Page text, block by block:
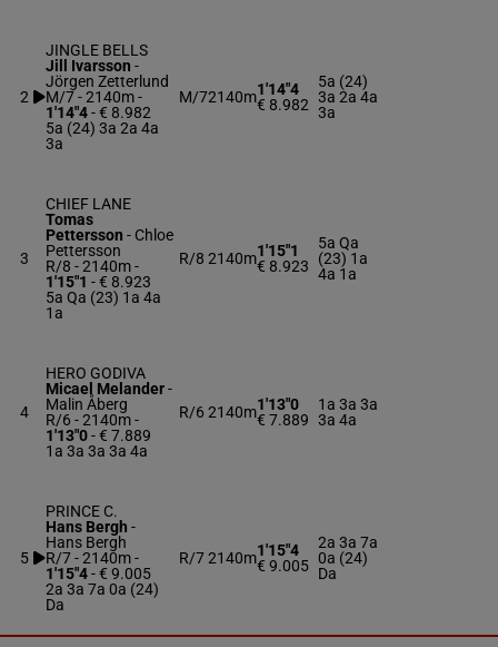
2
JINGLE BELLS
Jill Ivarsson -
Jörgen Zetterlund
M/7 - 2140m-
1'14"4- € 8.982
5a (24) 3a 2a 4a
3a
M/72140m1'14"4
€ 8.982
5a (24)
3a 2a 4a
3a
3
CHIEF LANE
Tomas
Pettersson - Chloe
Pettersson
R/8 - 2140m-
1'15"1 - € 8.923
5a Qa (23) 1a 4a
1a
R/8 2140m1'15"1
€ 8.923
5a Qa
(23) 1a
4a 1a
4
HERO GODIVA
Micael Melander-
Malin Åberg
R/6 - 2140m-
1'13"0- € 7.889
1a 3a 3a 3a 4a
R/6 2140m1'13"0
€ 7.889
1a 3a 3a
3a 4a
5
PRINCE C.
Hans Bergh -
Hans Bergh
R/7 - 2140m-
1'15"4- € 9.005
2a 3a 7a 0a (24)
Da
R/72140m1'15"4
€ 9.005
2a 3a 7a
0a (24)
Da